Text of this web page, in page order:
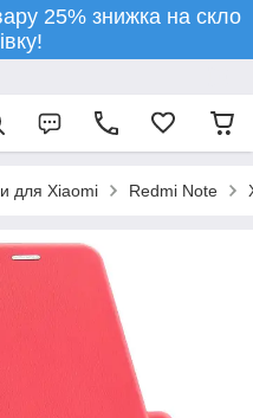
25% знижка на скло
для Xiaomi Redmi Note